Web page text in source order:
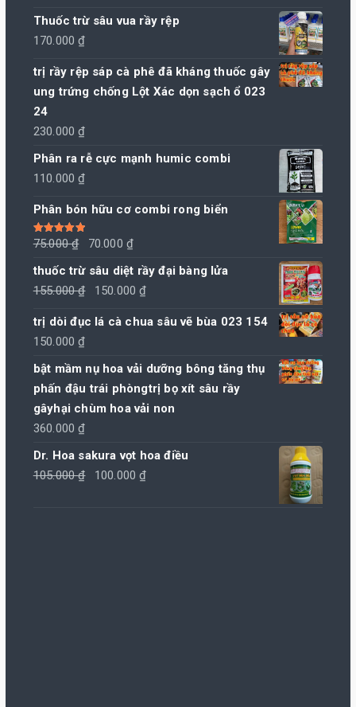
Thuốc trừ sâu vua rầy rệp
170.000₫
trị rầy rệp sáp cà phê đã kháng thuốc gây
ung trứng chống Lột Xác dọn sạch ổ 023
24
230.000₫
Phân ra rễ cực mạnh humic combi
110.000₫
Phân bón hữu cơ combi rong biển
Được xếp
hạng 5.005
75.000₫
Giá
gốc
là:
70.000 ₫
hiện
tại
70.000 ₫.
thuốc trừ sâu diệt rầy đại bàng lửa
155.000₫
Giá
là:
150.000₫
tại
150.000 ₫.
trị dòi đục lá cà chua sâu vẽ bùa 023 154
150.000₫
bật mầm nụ hoa vải dưỡng bông tăng thụ
phấn đậu trái phòngtrị bọ xít sâu rầy
gâyhại chùm hoa vải non
360.000₫
Dr. Hoa sakura vọt hoa điều
105.000₫
Giá
100.000₫